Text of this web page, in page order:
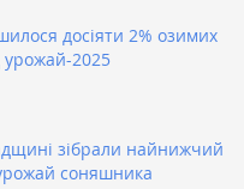
досіяти 2% озимих
урожай-2025
зібрали найнижчий
соняшника